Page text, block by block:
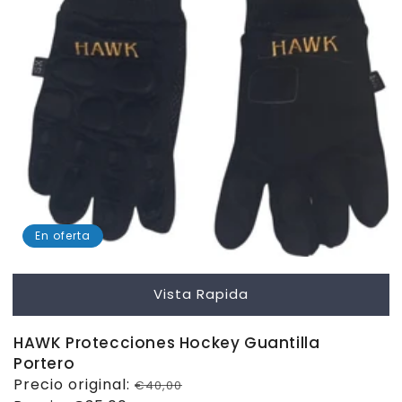
En oferta
Vista Rapida
HAWK Protecciones Hockey Guantilla
Portero
Precio
Precio original: €40,00